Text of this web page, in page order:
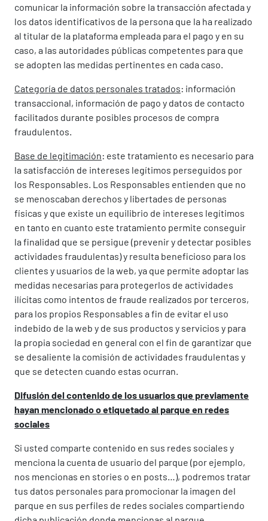
comunicar la información sobre la transacción afectada y
los datos identificativos de la persona que la ha realizado
al titular de la plataforma empleada para el pago y en su
caso, a las autoridades públicas competentes para que
se adopten las medidas pertinentes en cada caso.
Categoría de datos personales tratados: información
transaccional, información de pago y datos de contacto
facilitados durante posibles procesos de compra
fraudulentos.
Base de legitimación: este tratamiento es necesario para
la satisfacción de intereses legítimos perseguidos por
los Responsables. Los Responsables entienden que no
se menoscaban derechos y libertades de personas
físicas y que existe un equilibrio de intereses legítimos
en tanto en cuanto este tratamiento permite conseguir
la finalidad que se persigue (prevenir y detectar posibles
actividades fraudulentas) y resulta beneficioso para los
clientes y usuarios de la web, ya que permite adoptar las
medidas necesarias para protegerlos de actividades
ilícitas como intentos de fraude realizados por terceros,
para los propios Responsables a fin de evitar el uso
indebido de la web y de sus productos y servicios y para
la propia sociedad en general con el fin de garantizar que
se desaliente la comisión de actividades fraudulentas y
que se detecten cuando estas ocurran.
Difusión del contenido de los usuarios que previamente
hayan mencionado o etiquetado al parque en redes
sociales
Si usted comparte contenido en sus redes sociales y
menciona la cuenta de usuario del parque (por ejemplo,
nos mencionas en stories o en posts…), podremos tratar
tus datos personales para promocionar la imagen del
parque en sus perfiles de redes sociales compartiendo